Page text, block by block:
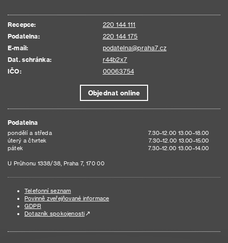
Recepce:
220 144 111
Podatelna:
220 144 175
E-mail:
podatelna@praha7.cz
Dat. schránka:
r44b2x7
IČO:
00063754
Objednat online
Podatelna
pondělí a středa
7.30–12.00 13.00–18.00
úterý a čtvrtek
7.30–12.00 13.00–15.00
pátek
7.30–12.00 13.00–14.00
U Průhonu 1338/38, Praha 7, 170 00
Telefonní seznam
Povinně zveřejňované informace
GDPR
Dotazník spokojenosti